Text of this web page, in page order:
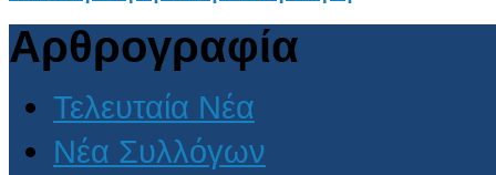
Αρθρογραφία
Τελευταία Νέα
Νέα Συλλόγων